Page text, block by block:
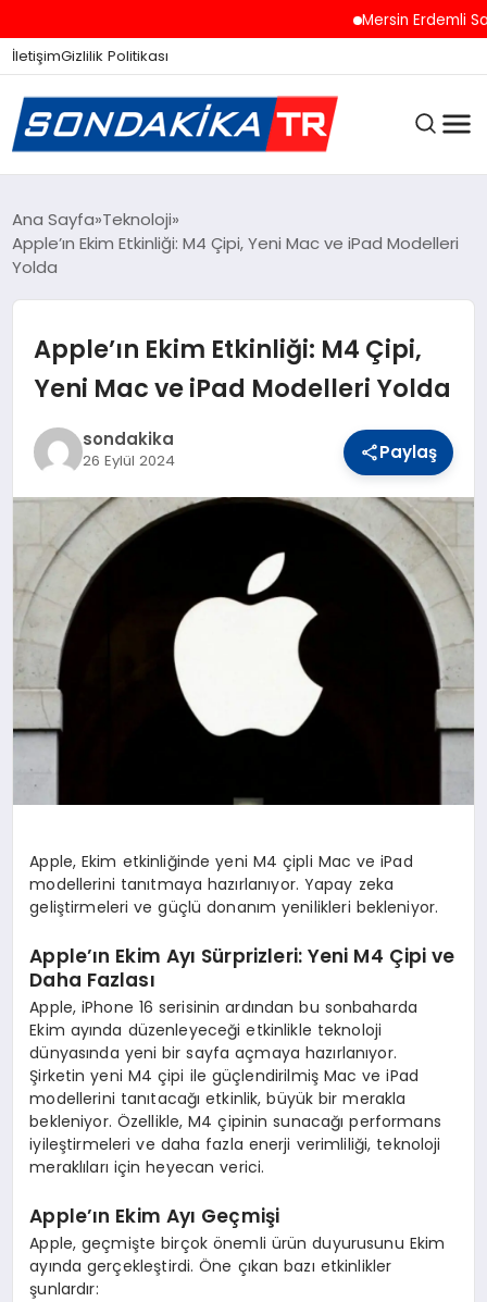
Mersin Erdemli
İletişimGizlilik Politikası
ANASAYFA
SON DAKIKA
GÜNCEL
SPOR
YAŞAM
TEKNOLOJI
EKONOMI
EĞITIM
OTOMOBIL
Ana Sayfa Teknoloji
Apple’ın Ekim Etkinliği: M4 Çipi, Yeni Mac ve iPad Modelleri
Yolda
Apple’ın Ekim Etkinliği: M4 Çipi,
Yeni Mac ve iPad Modelleri Yolda
sondakika
26 Eylül 2024 Paylaş
Apple, Ekim etkinliğinde yeni M4 çipli Mac ve iPad
modellerini tanıtmaya hazırlanıyor. Yapay zeka
geliştirmeleri ve güçlü donanım yenilikleri bekleniyor.
Apple’ın Ekim Ayı Sürprizleri: Yeni M4 Çipi ve
Daha Fazlası
Apple, iPhone 16 serisinin ardından bu sonbaharda
Ekim ayında düzenleyeceği etkinlikle teknoloji
dünyasında yeni bir sayfa açmaya hazırlanıyor.
Şirketin yeni M4 çipi ile güçlendirilmiş Mac ve iPad
modellerini tanıtacağı etkinlik, büyük bir merakla
bekleniyor. Özellikle, M4 çipinin sunacağı performans
iyileştirmeleri ve daha fazla enerji verimliliği, teknoloji
meraklıları için heyecan verici.
Apple’ın Ekim Ayı Geçmişi
Apple, geçmişte birçok önemli ürün duyurusunu Ekim
ayında gerçekleştirdi. Öne çıkan bazı etkinlikler
şunlardır: